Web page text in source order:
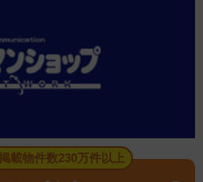
載物件数230万件以上